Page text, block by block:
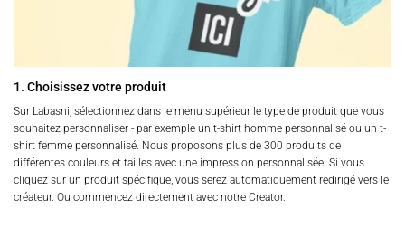
1. Choisissez votre produit
Sur Labasni, sélectionnez dans le menu supérieur le type de produit que vous
souhaitez personnaliser - par exemple un t-shirt homme personnalisé ou un t-
shirt femme personnalisé. Nous proposons plus de 300 produits de
différentes couleurs et tailles avec une impression personnalisée. Si vous
cliquez sur un produit spécifique, vous serez automatiquement redirigé vers le
créateur. Ou commencez directement avec notre Creator.